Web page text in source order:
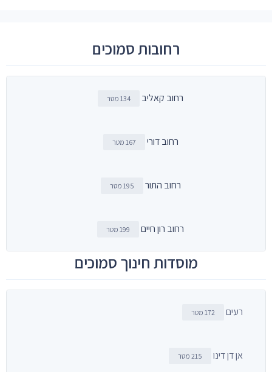
רחובות סמוכים
רחוב קאליב 134 מטר
רחוב דורי 167 מטר
רחוב התור 195 מטר
רחוב רון חיים 199 מטר
מוסדות חינוך סמוכים
רעים 172 מטר
אן דן דינו 215 מטר